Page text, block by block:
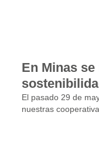
En Minas
El pasado 29 de
nuestras